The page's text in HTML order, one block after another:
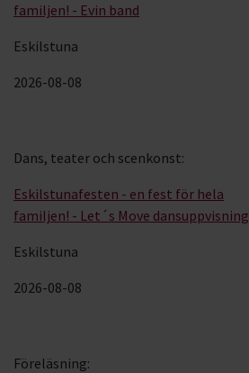
familjen! - Evin band
Eskilstuna
2026-08-08
Eskilstunafesten - en fest för hela
familjen! - Let´s Move dansuppvisning
Eskilstuna
2026-08-08
Dans, teater och scenkonst:
Föreläsning: